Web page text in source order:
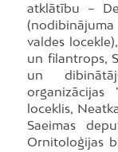
atklātību –
valdes
un filantrops,
un
loceklis,
Saeimas
Ornitoloģijas